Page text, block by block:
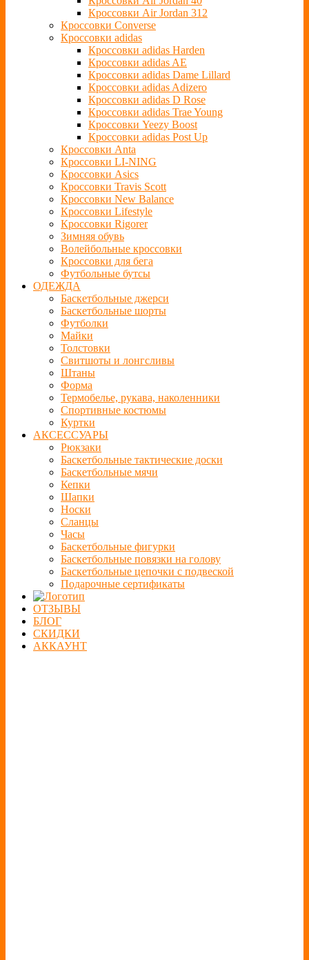
Кроссовки Air Jordan 312
Кроссовки Converse
Кроссовки adidas
Кроссовки adidas Harden
Кроссовки adidas AE
Кроссовки adidas Dame Lillard
Кроссовки adidas Adizero
Кроссовки adidas D Rose
Кроссовки adidas Trae Young
Кроссовки Yeezy Boost
Кроссовки adidas Post Up
Кроссовки Anta
Кроссовки LI-NING
Кроссовки Asics
Кроссовки Travis Scott
Кроссовки New Balance
Кроссовки Lifestyle
Кроссовки Rigorer
Зимняя обувь
Волейбольные кроссовки
Кроссовки для бега
Футбольные бутсы
ОДЕЖДА
Баскетбольные джерси
Баскетбольные шорты
Футболки
Майки
Толстовки
Свитшоты и лонгсливы
Штаны
Форма
Термобелье, рукава, наколенники
Спортивные костюмы
Куртки
АКСЕССУАРЫ
Рюкзаки
Баскетбольные тактические доски
Баскетбольные мячи
Кепки
Шапки
Носки
Сланцы
Часы
Баскетбольные фигурки
Баскетбольные повязки на голову
Баскетбольные цепочки с подвеской
Подарочные сертификаты
ОТЗЫВЫ
БЛОГ
СКИДКИ
АККАУНТ